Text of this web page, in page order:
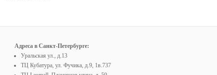
Адреса в Санкт-Петербурге:
Уральская ул., д.13
ТЦ Кубатура, ул. Фучика, д.9, 1в.737